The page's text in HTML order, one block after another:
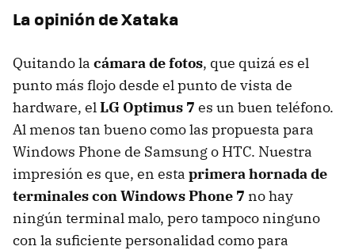
La opinión de Xataka
Quitando la cámara de fotos, que quizá es el
punto más flojo desde el punto de vista de
hardware, elLG Optimus 7 es un buen teléfono.
Al menos tan bueno como las propuesta para
Windows Phone de Samsung o HTC. Nuestra
impresión es que, en esta primera hornada de
terminales con Windows Phone 7 no hay
ningún terminal malo, pero tampoco ninguno
con la suficiente personalidad como para